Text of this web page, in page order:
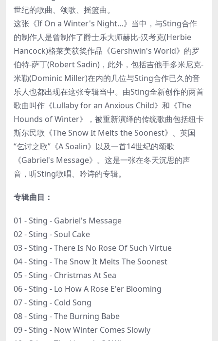
世纪的歌曲、颂歌、摇篮曲。
这张《If On a Winter's Night…》当中，与Sting合作
的制作人是曾制作了爵士乐大师赫比-汉考克(Herbie
Hancock)格莱美获奖作品《Gershwin's World》的罗
伯特-萨丁(Robert Sadin)，此外，包括吉他手多米尼克-
米勒(Dominic Miller)在内的几位与Sting合作已久的音
乐人也都出现在这张专辑当中。由Sting全新创作的两首
歌曲叫作《Lullaby for an Anxious Child》和《The
Hounds of Winter》，被重新演绎的传统歌曲包括纽卡
斯尔民歌《The Snow It Melts the Soonest》、英国
“乞讨之歌”《A Soalin》以及一首14世纪的颂歌
《Gabriel's Message》。这是一张在冬天沉思的声
音，听Sting歌唱、吟诗的专辑。
专辑曲目：
01 - Sting - Gabriel's Message
02 - Sting - Soul Cake
03 - Sting - There Is No Rose Of Such Virtue
04 - Sting - The Snow It Melts The Soonest
05 - Sting - Christmas At Sea
06 - Sting - Lo How A Rose E'er Blooming
07 - Sting - Cold Song
08 - Sting - The Burning Babe
09 - Sting - Now Winter Comes Slowly